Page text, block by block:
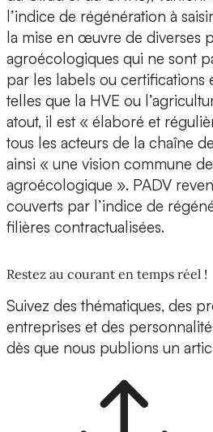
l’indice de régénération à
la mise en œuvre de diverses
agroécologiques qui ne sont
par les labels ou certifications
telles que la HVE ou
atout, il est « élaboré et
tous les acteurs de la chaîne
ainsi « une vision commune
agroécologique ». PADV
couverts par l’indice de
filières contractualisées.
Restez au courant en temps réel !
Suivez des thématiques, des
entreprises et des
dès que nous publions un